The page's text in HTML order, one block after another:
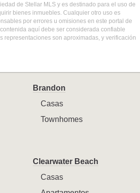
de Stellar MLS y es destinado para el uso de
bienes inmuebles. Cualquier otro uso es
por errores u omisiones en este portal de
aquí debe ser considerada confiable
representaciones son aproximadas, y verificación
Brandon
Casas
Townhomes
Clearwater Beach
Casas